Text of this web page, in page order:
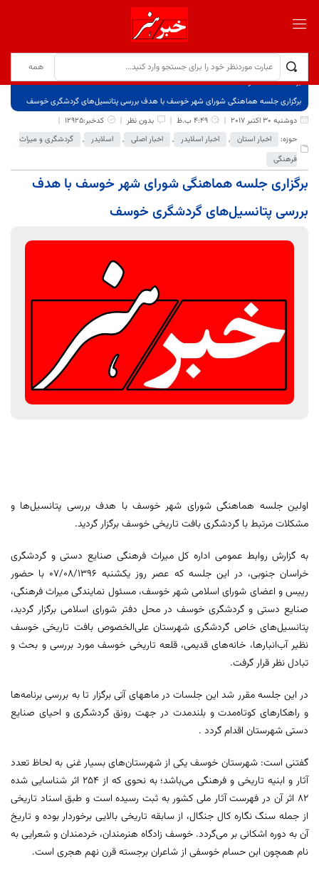
برگ نخست
نوشته‌ها
برگزاری جلسه هماهنگی شورای شهر خوسف با هدف بررسی پتانسیل‌های گردشگری خوسف
دوشنبه 30 اکتبر 2017
4:49 ب.ظ بدون نظر
کدخبر:12925
حوزه:
اخبار استان , اخبار اسلایدر , اخبار اصلی , اسلایدر ,
گردشگری و میراث
فرهنگی
برگزاری جلسه هماهنگی شورای شهر خوسف با هدف
بررسی پتانسیل‌های گردشگری خوسف
اولین جلسه هماهنگی شورای شهر خوسف با هدف بررسی پتانسیل‌ها و
مشکلات مرتبط با گردشگری بافت تاریخی خوسف برگزار گردید.
به گزارش روابط عمومی اداره کل میراث فرهنگی صنایع دستی و گردشگری
خراسان جنوبی، در این جلسه که عصر روز یکشنبه 07/08/1396 با حضور
رییس و اعضای شورای اسلامی شهر خوسف، مسئول نمایندگی میراث فرهنگی،
صنایع دستی و گردشگری خوسف در محل دفتر شورای اسلامی برگزار گردید،
پتانسیل‌های خاص گردشگری شهرستان علی‌الخصوص بافت تاریخی خوسف
نظیر آب‌انبارها، خانه‌های قدیمی، قلعه تاریخی خوسف مورد بررسی و بحث و
تبادل نظر قرار گرفت.
در این جلسه مقرر شد این جلسات در ماههای آتی برگزار تا به بررسی برنامه‌ها
و راهکارهای کوتاه‌مدت و بلندمدت در جهت رونق گردشگری و احیای صنایع
دستی شهرستان اقدام گردد .
گفتنی است: شهرستان خوسف یکی از شهرستان‌های بسیار غنی به لحاظ تعدد
آثار و ابنیه تاریخی و فرهنگی می‌باشد؛ به نحوی که از 254 اثر شناسایی شده
۸۲ اثر آن در فهرست آثار ملی کشور به ثبت رسیده است و طبق اسناد تاریخی
از جمله سنگ نگاره کال جنگال، از سابقه تاریخی بالایی برخوردار بوده و تاریخ
آن به دوره اشکانی بر می‌گردد. خوسف زادگاه هنرمندان، خردمندان و شعرایی به
نام همچون ابن حسام خوسفی از شاعران برجسته قرن نهم هجری است.